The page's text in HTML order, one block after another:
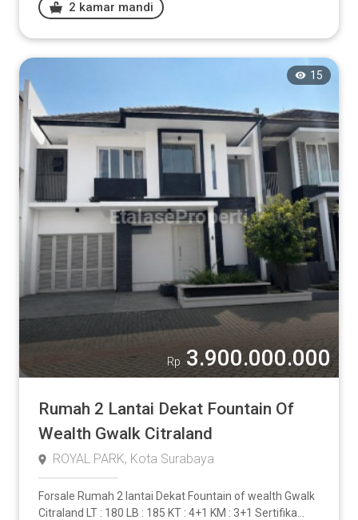
2 kamar mandi
15
Rp 3.900.000.000
Rumah 2 Lantai Dekat Fountain Of
Wealth Gwalk Citraland
ROYAL PARK, Kota Surabaya
Forsale Rumah 2 lantai Dekat Fountain of wealth Gwalk
Citraland LT : 180 LB : 185 KT : 4+1 KM : 3+1 Sertifika...